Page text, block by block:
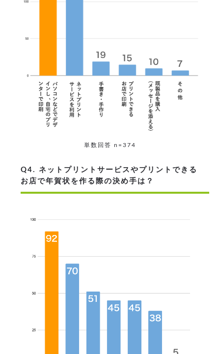
単数回答 n=374
Q4. ネットプリントサービスやプリントできる
お店で年賀状を作る際の決め手は？